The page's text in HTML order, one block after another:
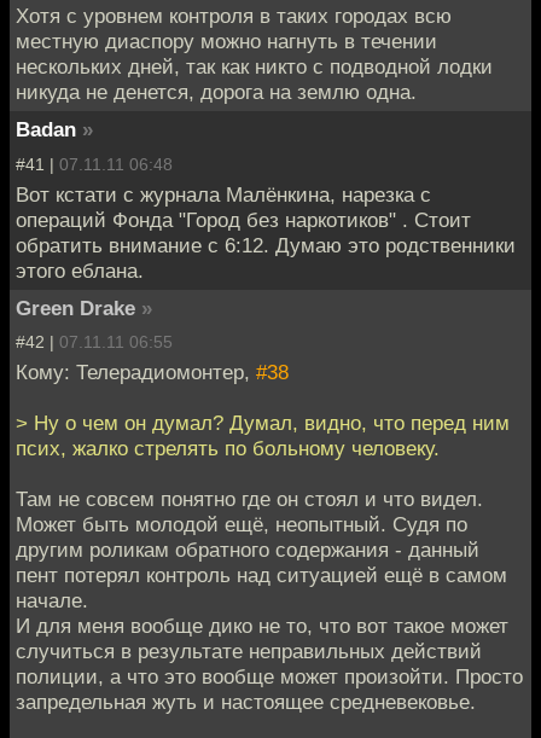
Хотя с уровнем контроля в таких городах всю
местную диаспору можно нагнуть в течении
нескольких дней, так как никто с подводной лодки
никуда не денется, дорога на землю одна.
Badan »
#41 | 07.11.11 06:48
Вот кстати с журнала Малёнкина, нарезка с
операций Фонда "Город без наркотиков" . Стоит
обратить внимание с 6:12. Думаю это родственники
этого еблана.
Green Drake »
#42 | 07.11.11 06:55
Кому: Телерадиомонтер, #38
> Ну о чем он думал? Думал, видно, что перед ним
псих, жалко стрелять по больному человеку.
Там не совсем понятно где он стоял и что видел.
Может быть молодой ещё, неопытный. Судя по
другим роликам обратного содержания - данный
пент потерял контроль над ситуацией ещё в самом
начале.
И для меня вообще дико не то, что вот такое может
случиться в результате неправильных действий
полиции, а что это вообще может произойти. Просто
запредельная жуть и настоящее средневековье.